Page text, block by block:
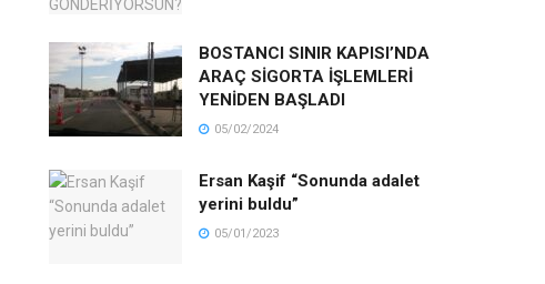
BOSTANCI SINIR KAPISI’NDA
ARAÇ SİGORTA İŞLEMLERİ
YENİDEN BAŞLADI
05/02/2024
Ersan Kaşif “Sonunda adalet
yerini buldu”
05/01/2023